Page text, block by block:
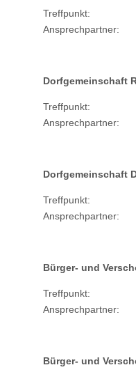
Treffpunkt:
Ansprechpartner:
Dorfgemeinschaft
Treffpunkt:
Ansprechpartner:
Dorfgemeinschaft
Treffpunkt: Am
Ansprechpartner:
Bürger- und
Treffpunkt:
Ansprechpartner:
Bürger- und